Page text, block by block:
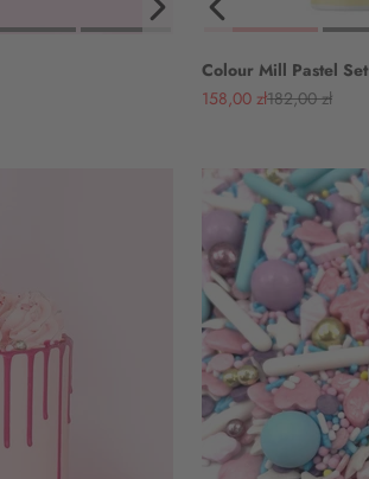
Colour Mill Pastel Set
Angebot
158,00 złRegulärer Preis
182,00 zł